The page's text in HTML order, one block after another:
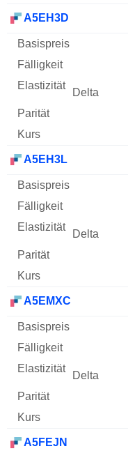
A5EH3D
A5EH3L
A5EMXC
A5FEJN